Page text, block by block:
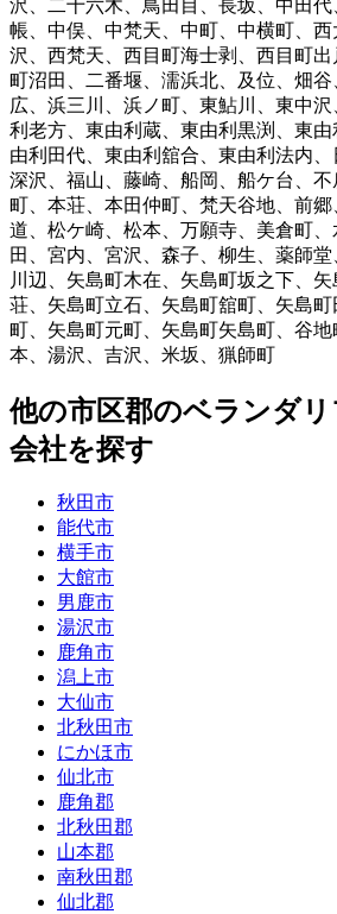
沢 二十六木 鳥田目 長坂 中田代
帳
中俣 中梵天 中町 中横町 西
沢
西梵天 西目町海士剥 西目町出
町沼田
二番堰 濡浜北 及位 畑谷
広
浜三川 浜ノ町 東鮎川 東中沢
利老方
東由利蔵 東由利黒渕 東由
由利田代
東由利舘合 東由利法内
深沢
福山 藤崎 船岡 船ケ台 不
町
本荘 本田仲町 梵天谷地 前郷
道
松ケ崎 松本 万願寺 美倉町
田
宮内 宮沢 森子 柳生 薬師堂
川辺
矢島町木在 矢島町坂之下 矢
荘
矢島町立石 矢島町舘町 矢島
町
矢島町元町 矢島町矢島町 谷地
本
湯沢 吉沢 米坂 猟師町
他の市区郡のベランダリ
会社を探す
秋田市
能代市
横手市
大館市
男鹿市
湯沢市
鹿角市
潟上市
大仙市
北秋田市
にかほ市
仙北市
鹿角郡
北秋田郡
山本郡
南秋田郡
仙北郡